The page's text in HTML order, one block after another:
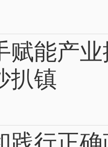
赋能产
扒镇